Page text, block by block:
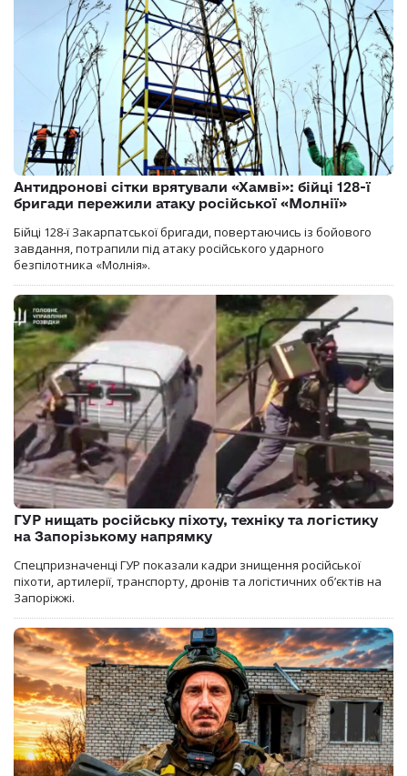
Антидронові сітки врятували «Хамві»: бійці 128-ї
бригади пережили атаку російської «Молнії»
Бійці 128-ї Закарпатської бригади, повертаючись із бойового
завдання, потрапили під атаку російського ударного
безпілотника «Молнія».
ГУР нищать російську піхоту, техніку та логістику
на Запорізькому напрямку
Спецпризначенці ГУР показали кадри знищення російської
піхоти, артилерії, транспорту, дронів та логістичних об’єктів на
Запоріжжі.